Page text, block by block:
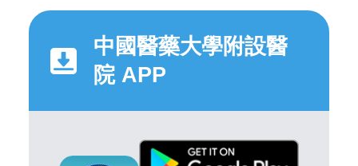
中國醫藥大學附設醫
院 APP